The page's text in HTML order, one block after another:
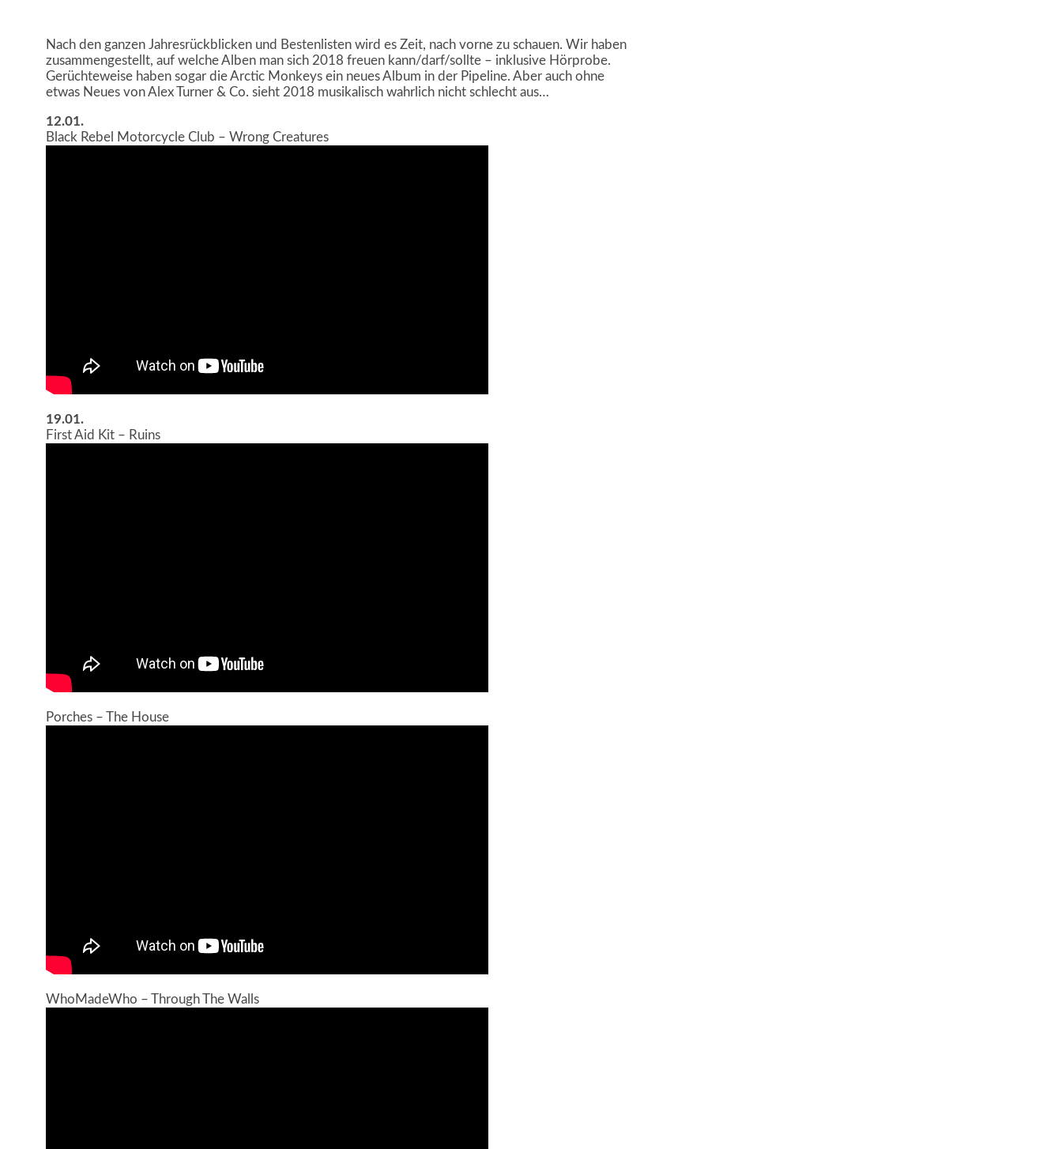
Nach den ganzen Jahresrückblicken und Bestenlisten wird es Zeit, nach vorne zu schauen. Wir haben
zusammengestellt, auf welche Alben man sich 2018 freuen kann/darf/sollte – inklusive Hörprobe.
Gerüchteweise haben sogar die Arctic Monkeys ein neues Album in der Pipeline. Aber auch ohne
etwas Neues von Alex Turner & Co. sieht 2018 musikalisch wahrlich nicht schlecht aus…
12.01.
Black Rebel Motorcycle Club – Wrong Creatures
19.01.
First Aid Kit – Ruins
Porches – The House
WhoMadeWho – Through The Walls